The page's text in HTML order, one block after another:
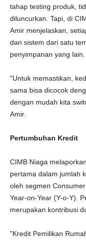
tahap testing produk,
diluncurkan. Tapi, di
Amir menjelaskan,
dan sistem dari satu
penyimpanan yang lain.
"Untuk memastikan,
sama bisa dicocok
dengan mudah kita
Amir.
Pertumbuhan Kredit
CIMB Niaga
pertama dalam jumlah
oleh segmen
Year-on-Year (Y-o-Y).
merupakan kontribusi
"Kredit Pemilikan